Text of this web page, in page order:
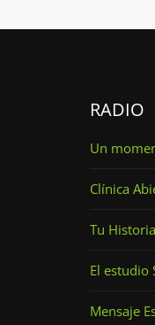
RADIO
Un
Clínica
Tu
El estudio
Mensaje